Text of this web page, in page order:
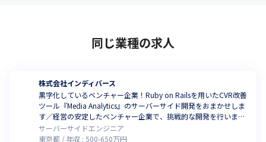
同じ業種の求人
株式会社インディバース
黒字化しているベンチャー企業！Ruby on Railsを用いたCVR改善
ツール『Media Analytics』のサーバーサイド開発をおまかせしま
す／経営の安定したベンチャー企業で、挑戦的な開発を行いませ
んか
サーバーサイドエンジニア
東京都
年収 : 500-650万円